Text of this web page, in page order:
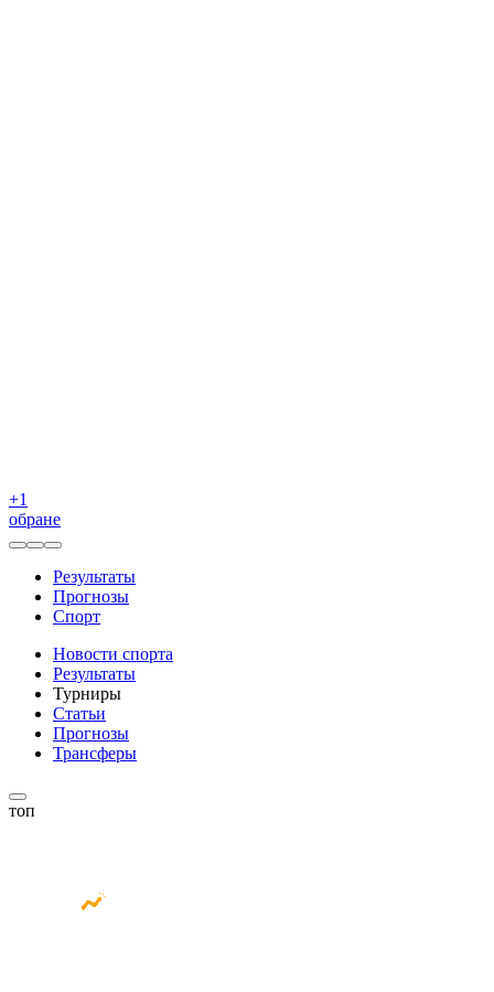
+1
обране
Результаты
Прогнозы
Спорт
Новости спорта
Результаты
Турниры
Статьи
Прогнозы
Трансферы
топ